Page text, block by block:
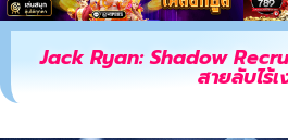
Jack Ryan: Shadow
สายลับไร้เ